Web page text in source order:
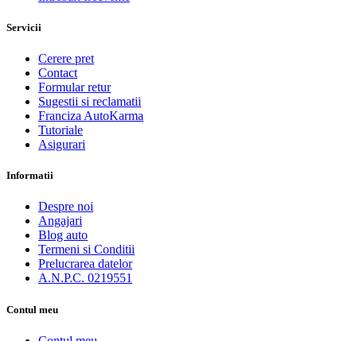
Servicii
Cerere pret
Contact
Formular retur
Sugestii si reclamatii
Franciza AutoKarma
Tutoriale
Asigurari
Informatii
Despre noi
Angajari
Blog auto
Termeni si Conditii
Prelucrarea datelor
A.N.P.C. 0219551
Contul meu